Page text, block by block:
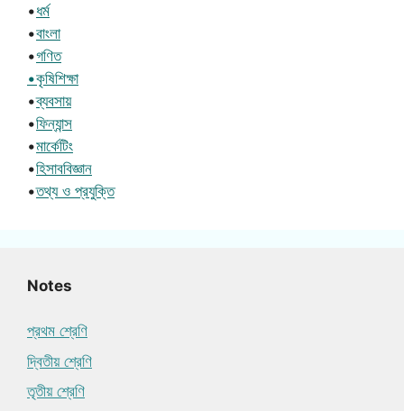
•ধর্ম
•বাংলা
•গণিত
•কৃষিশিক্ষা
•ব্যবসায়
•ফিন্যান্স
•মার্কেটিং
•হিসাববিজ্ঞান
•তথ্য ও প্রযুক্তি
Notes
প্রথম শ্রেণি
দ্বিতীয় শ্রেণি
তৃতীয় শ্রেণি